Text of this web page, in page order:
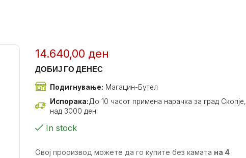
14.640,00 ден
ДОБИЈ ГО ДЕНЕС
Подигнување: Магацин-Бутел
Испорака:До 10 часот примена нарачка за град Скопје,
над 3000 ден.
In stock
Овој прооизвод можете да го купите без камата на 4